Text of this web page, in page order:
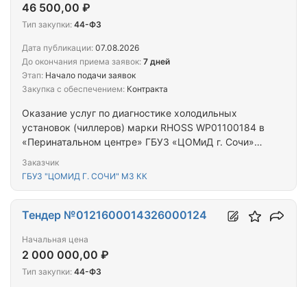
Оказание услуг по диагностике холодильных
установок (чиллеров) марки RHOSS WP01100184 в
«Перинатальном центре» ГБУЗ «ЦОМиД г. Сочи»
Заказчик
ГБУЗ "ЦОМИД Г. СОЧИ" МЗ КК
46 500,00 ₽
Тип закупки: 44-ФЗ
Дата публикации: 07.08.2026
До окончания приема заявок: 7 дней
Этап: Начало подачи заявок
Закупка с обеспечением: Контракта
Тендер №0121600014326000124
Начальная цена
2 000 000,00 ₽
Тип закупки: 44-ФЗ